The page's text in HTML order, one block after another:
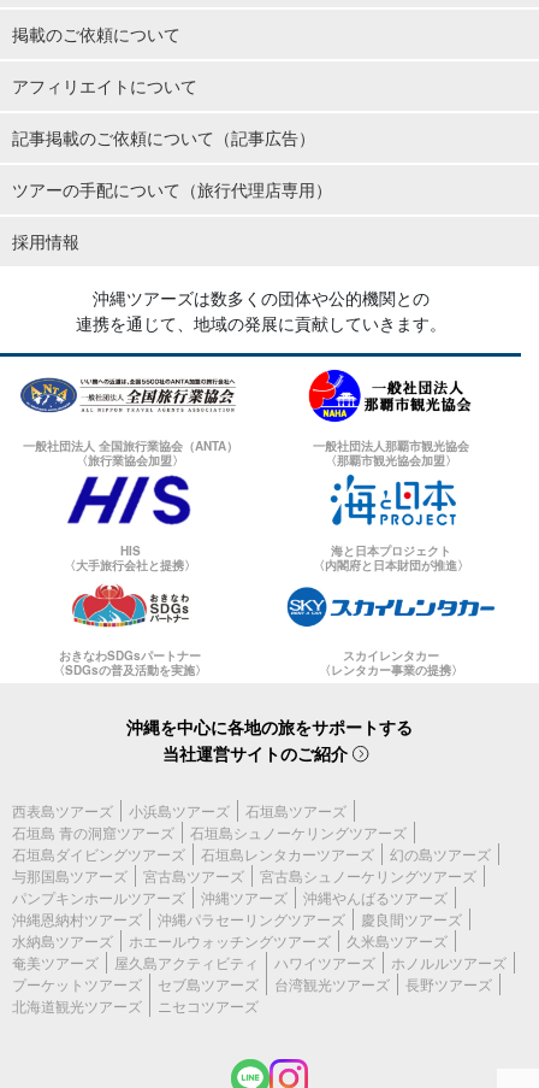
掲載のご依頼について
アフィリエイトについて
記事掲載のご依頼について（記事広告）
ツアーの手配について（旅行代理店専用）
採用情報
沖縄ツアーズは数多くの団体や公的機関との
連携を通じて、地域の発展に貢献していきます。
一般社団法人 全国旅行業協会（ANTA）
〈旅行業協会加盟〉
一般社団法人那覇市観光協会
〈那覇市観光協会加盟〉
HIS
〈大手旅行会社と提携〉
海と日本プロジェクト
〈内閣府と日本財団が推進〉
おきなわSDGsパートナー
〈SDGsの普及活動を実施〉
スカイレンタカー
〈レンタカー事業の提携〉
沖縄を中心に各地の旅をサポートする
当社運営サイトのご紹介
西表島ツアーズ 小浜島ツアーズ
石垣島ツアーズ
石垣島 青の洞窟ツアーズ
石垣島シュノーケリングツアーズ
石垣島ダイビングツアーズ
石垣島レンタカーツアーズ
幻の島ツアーズ
与那国島ツアーズ
宮古島ツアーズ
宮古島シュノーケリングツアーズ
パンプキンホールツアーズ
沖縄ツアーズ
沖縄やんばるツアーズ
沖縄恩納村ツアーズ
沖縄パラセーリングツアーズ
慶良間ツアーズ
水納島ツアーズ
ホエールウォッチングツアーズ
久米島ツアーズ
奄美ツアーズ
屋久島アクティビティ ハワイツアーズ
ホノルルツアーズ
プーケットツアーズ
セブ島ツアーズ 台湾観光ツアーズ
長野ツアーズ
北海道観光ツアーズ
ニセコツアーズ